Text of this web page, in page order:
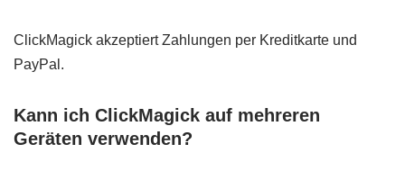
ClickMagick akzeptiert Zahlungen per Kreditkarte und
PayPal.
Kann ich ClickMagick auf mehreren
Geräten verwenden?